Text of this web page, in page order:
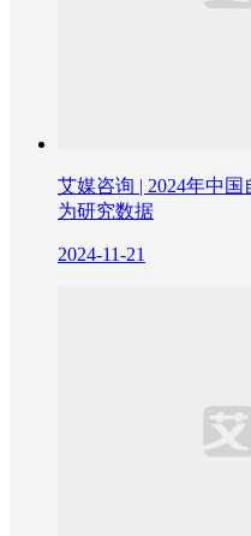
艾媒咨询 | 2024年中
为研究数据
2024-11-21